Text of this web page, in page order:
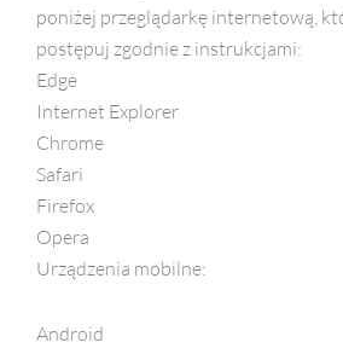
poniżej przeglądarkę internetową,
postępuj zgodnie z instrukcjami:
Edge
Internet Explorer
Chrome
Safari
Firefox
Opera
Urządzenia mobilne:
Android